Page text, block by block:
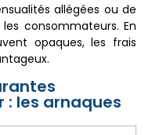
allégées ou de
consommateurs. En
opaques, les frais
: les arnaques